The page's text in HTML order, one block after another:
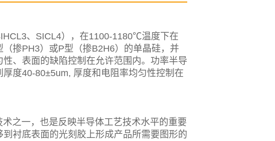
、SICL4），在1100-1180℃温度下在
掺PH3）或P型（掺B2H6）的单晶硅，并
、表面的缺陷控制在允许范围内。功率半导
度40-80±5um, 厚度和电阻率均匀性控制在
一，也是反映半导体工艺技术水平的重要
衬底表面的光刻胶上形成产品所需要图形的